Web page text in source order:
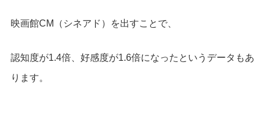
映画館CM（シネアド）を出すことで、
認知度が1.4倍、 好感度が1.6倍になったというデータもあ
ります。